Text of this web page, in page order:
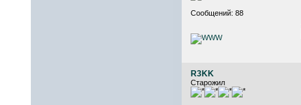
Сообщений: 88
R3KK
Старожил